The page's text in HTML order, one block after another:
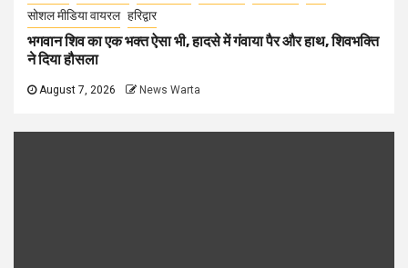
सोशल मीडिया वायरल हरिद्वार
भगवान शिव का एक भक्त ऐसा भी, हादसे में गंवाया पैर और हाथ, शिवभक्ति
ने दिया हौसला
August 7, 2026 News Warta